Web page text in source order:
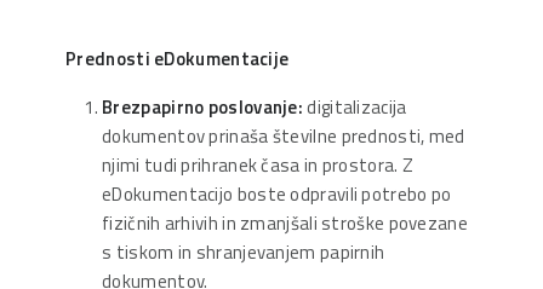
Prednosti eDokumentacije
Brezpapirno poslovanje:digitalizacija
dokumentov prinaša številne prednosti, med
njimi tudi prihranek časa in prostora. Z
eDokumentacijo boste odpravili potrebo po
fizičnih arhivih in zmanjšali stroške povezane
s tiskom in shranjevanjem papirnih
dokumentov.